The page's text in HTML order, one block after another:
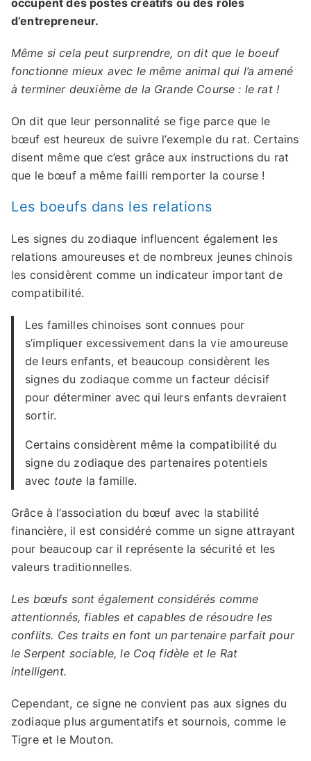
occupent des postes créatifs ou des rôles
d’entrepreneur.
Même si cela peut surprendre, on dit que le boeuf
fonctionne mieux avec le même animal qui l’a amené
à terminer deuxième de la Grande Course : le rat !
On dit que leur personnalité se fige parce que le
bœuf est heureux de suivre l’exemple du rat. Certains
disent même que c’est grâce aux instructions du rat
que le bœuf a même failli remporter la course !
Les boeufs dans les relations
Les signes du zodiaque influencent également les
relations amoureuses et de nombreux jeunes chinois
les considèrent comme un indicateur important de
compatibilité.
Les familles chinoises sont connues pour
s’impliquer excessivement dans la vie amoureuse
de leurs enfants, et beaucoup considèrent les
signes du zodiaque comme un facteur décisif
pour déterminer avec qui leurs enfants devraient
sortir.
Certains considèrent même la compatibilité du
signe du zodiaque des partenaires potentiels
avec toute la famille.
Grâce à l’association du bœuf avec la stabilité
financière, il est considéré comme un signe attrayant
pour beaucoup car il représente la sécurité et les
valeurs traditionnelles.
Les bœufs sont également considérés comme
attentionnés, fiables et capables de résoudre les
conflits. Ces traits en font un partenaire parfait pour
le Serpent sociable, le Coq fidèle et le Rat
intelligent.
Cependant, ce signe ne convient pas aux signes du
zodiaque plus argumentatifs et sournois, comme le
Tigre et le Mouton.